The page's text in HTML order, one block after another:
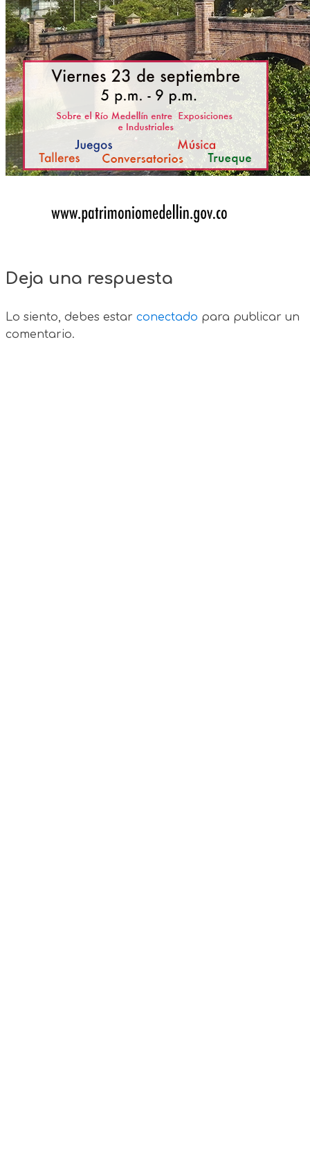
Deja una respuesta
Lo siento, debes estar conectado para publicar un
comentario.